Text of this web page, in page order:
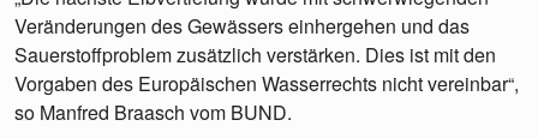
Veränderungen des Gewässers einhergehen und das
Sauerstoffproblem zusätzlich verstärken. Dies ist mit den
Vorgaben des Europäischen Wasserrechts nicht vereinbar“,
so Manfred Braasch vom BUND.